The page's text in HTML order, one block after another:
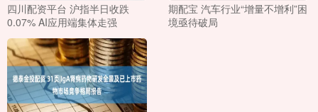
四川配资平台 沪指半日收跌
0.07% AI应用端集体走强
期配宝 汽车行业“增量不增利”困
境亟待破局